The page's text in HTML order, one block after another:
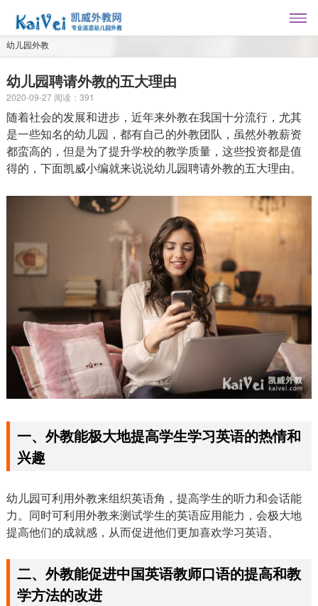
幼儿园外教
幼儿园聘请外教的五大理由
2020-09-27 阅读： 391
随着社会的发展和进步，近年来外教在我国十分流行，尤其
是一些知名的幼儿园，都有自己的外教团队，虽然外教薪资
都蛮高的，但是为了提升学校的教学质量，这些投资都是值
得的，下面凯威小编就来说说幼儿园聘请外教的五大理由。
一、外教能极大地提高学生学习英语的热情和
兴趣
幼儿园可利用外教来组织英语角，提高学生的听力和会话能
力。同时可利用外教来测试学生的英语应用能力，会极大地
提高他们的成就感，从而促进他们更加喜欢学习英语。
二、外教能促进中国英语教师口语的提高和教
学方法的改进